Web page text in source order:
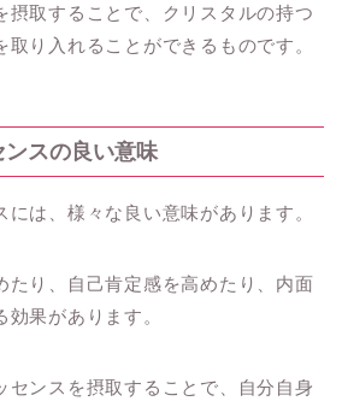
摂取することで、クリスタルの持つ
取り入れることができるものです。
スの良い意味
には、様々な良い意味があります。
たり、自己肯定感を高めたり、内面
果があります。
センスを摂取することで、自分自身